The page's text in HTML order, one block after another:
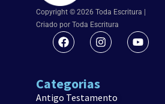
Copyright © 2026 Toda Escritura |
Criado por Toda Escritura
Categorias
Antigo Testamento